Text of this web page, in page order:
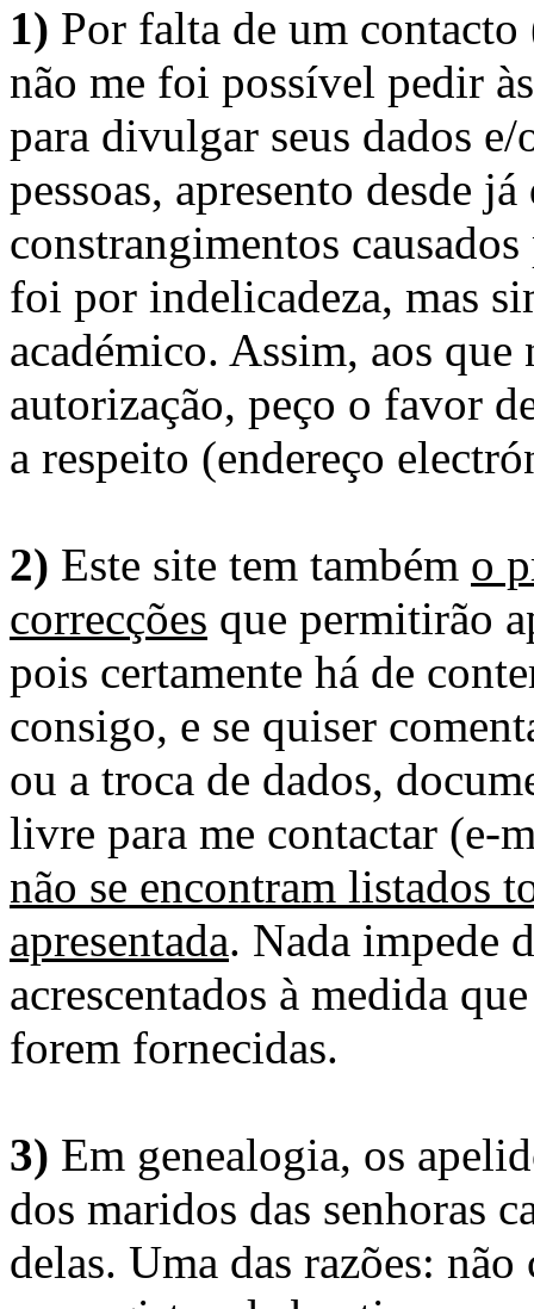
1) Por falta de um
não me foi possível pedir
para divulgar seus dados
pessoas, apresento desde
constrangimentos
foi por indelicadeza, mas
académico. Assim, aos
autorização, peço o favor
a respeito (endereço
2) Este site tem também o
correcções que permitirão
pois certamente há de
consigo, e se quiser
ou a troca de dados,
livre para me contactar (e-
não se encontram listados
apresentada. Nada impede
acrescentados à medida
forem fornecidas.
3) Em genealogia, os
dos maridos das senhoras
delas. Uma das razões: